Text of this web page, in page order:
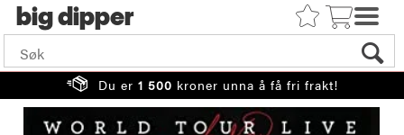
big
Du er 1 500 kroner unna å få fri frakt!